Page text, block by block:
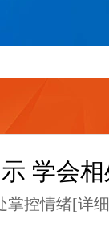
学会
掌控情绪[详